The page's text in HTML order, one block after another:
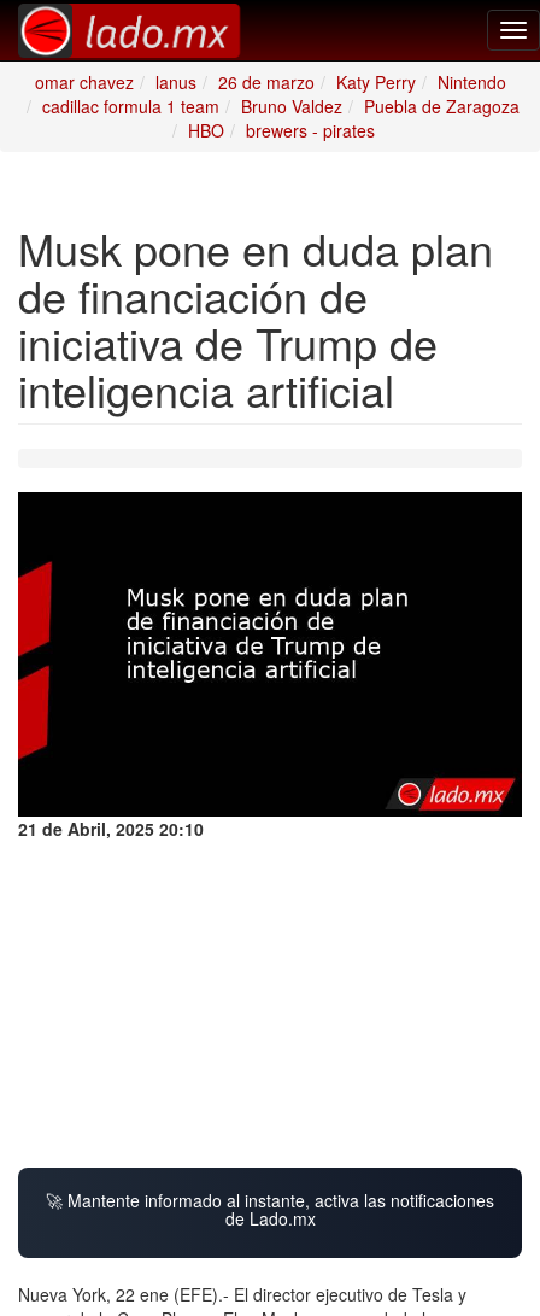
omar chavez
lanus 26 de marzo Katy Perry
Nintendo
cadillac formula 1 team
Bruno Valdez
Puebla de Zaragoza
HBO
brewers - pirates
Musk pone en duda plan
de financiación de
iniciativa de Trump de
inteligencia artificial
21 de Abril, 2025 20:10
🚀 Mantente informado al instante, activa las notificaciones
de Lado.mx
Nueva York, 22 ene (EFE).- El director ejecutivo de Tesla y